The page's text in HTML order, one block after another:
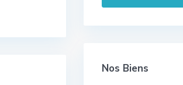
Nos Biens